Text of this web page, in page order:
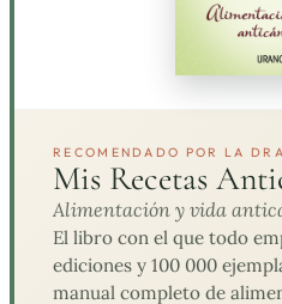
RECOMENDADO POR LA
Mis Recetas
Alimentación y vida
El libro con el que todo
ediciones y 100 000
manual completo de